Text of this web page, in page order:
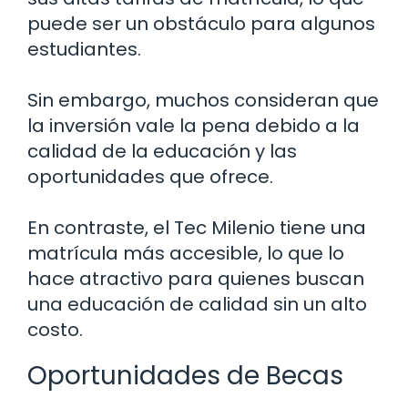
puede ser un obstáculo para algunos
estudiantes.
Sin embargo, muchos consideran que
la inversión vale la pena debido a la
calidad de la educación y las
oportunidades que ofrece.
En contraste, el Tec Milenio tiene una
matrícula más accesible, lo que lo
hace atractivo para quienes buscan
una educación de calidad sin un alto
costo.
Oportunidades de Becas